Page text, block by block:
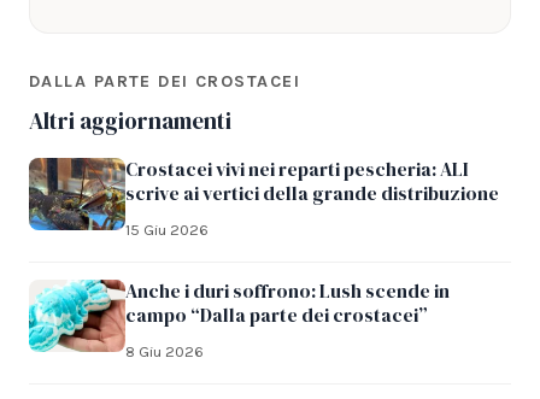
DALLA PARTE DEI CROSTACEI
Altri aggiornamenti
Crostacei vivi nei reparti pescheria: ALI
scrive ai vertici della grande distribuzione
15 Giu 2026
Anche i duri soffrono: Lush scende in
campo “Dalla parte dei crostacei”
8 Giu 2026